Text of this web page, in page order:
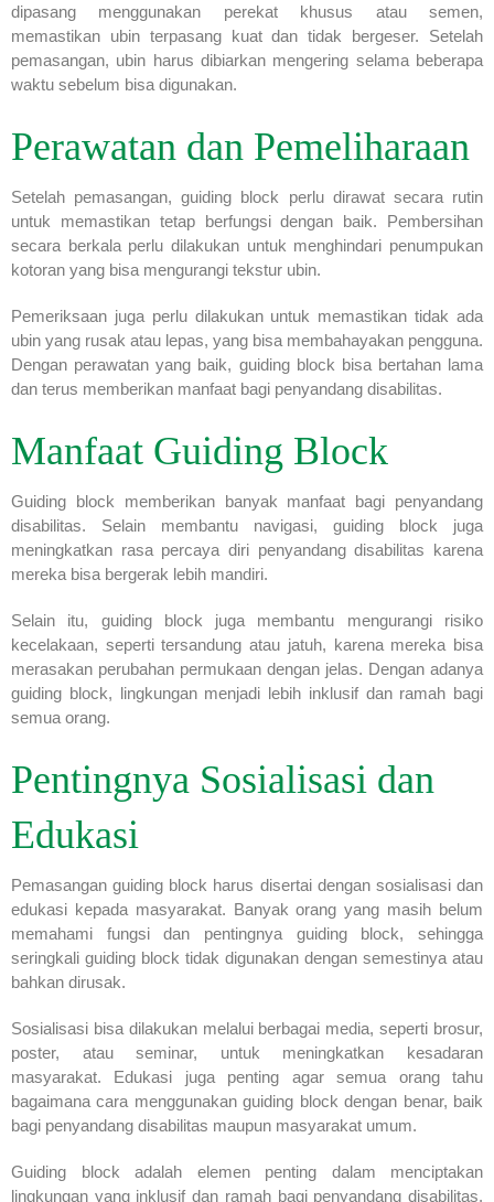
dipasang menggunakan perekat khusus atau semen,
memastikan ubin terpasang kuat dan tidak bergeser. Setelah
pemasangan, ubin harus dibiarkan mengering selama beberapa
waktu sebelum bisa digunakan.
Perawatan dan Pemeliharaan
Setelah pemasangan, guiding block perlu dirawat secara rutin
untuk memastikan tetap berfungsi dengan baik. Pembersihan
secara berkala perlu dilakukan untuk menghindari penumpukan
kotoran yang bisa mengurangi tekstur ubin.
Pemeriksaan juga perlu dilakukan untuk memastikan tidak ada
ubin yang rusak atau lepas, yang bisa membahayakan pengguna.
Dengan perawatan yang baik, guiding block bisa bertahan lama
dan terus memberikan manfaat bagi penyandang disabilitas.
Manfaat Guiding Block
Guiding block memberikan banyak manfaat bagi penyandang
disabilitas. Selain membantu navigasi, guiding block juga
meningkatkan rasa percaya diri penyandang disabilitas karena
mereka bisa bergerak lebih mandiri.
Selain itu, guiding block juga membantu mengurangi risiko
kecelakaan, seperti tersandung atau jatuh, karena mereka bisa
merasakan perubahan permukaan dengan jelas. Dengan adanya
guiding block, lingkungan menjadi lebih inklusif dan ramah bagi
semua orang.
Pentingnya Sosialisasi dan
Edukasi
Pemasangan guiding block harus disertai dengan sosialisasi dan
edukasi kepada masyarakat. Banyak orang yang masih belum
memahami fungsi dan pentingnya guiding block, sehingga
seringkali guiding block tidak digunakan dengan semestinya atau
bahkan dirusak.
Sosialisasi bisa dilakukan melalui berbagai media, seperti brosur,
poster, atau seminar, untuk meningkatkan kesadaran
masyarakat. Edukasi juga penting agar semua orang tahu
bagaimana cara menggunakan guiding block dengan benar, baik
bagi penyandang disabilitas maupun masyarakat umum.
Guiding block adalah elemen penting dalam menciptakan
lingkungan yang inklusif dan ramah bagi penyandang disabilitas.